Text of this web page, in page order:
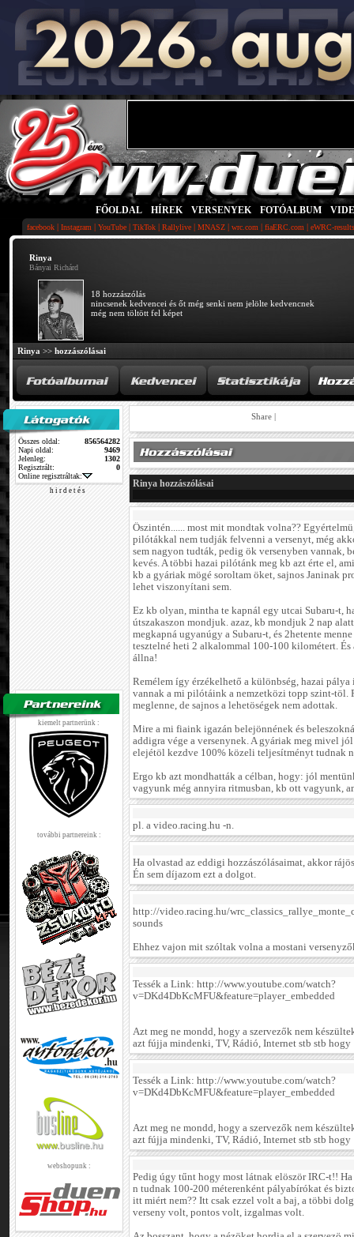
FŐOLDAL HÍREK VERSENYEK FOTÓALBUM
facebook | Instagram | YouTube | TikTok | Rallylive | MNASZ | wrc.com | fiaERC.com | eWRC-
Rinya
Bányai Richárd
18 hozzászólás
nincsenek kedvencei és őt még senki nem jelölte kedvencnek
még nem töltött fel képet
Rinya >> hozzászólásai
Összes oldal:
856564282
Napi oldal:
9469
Jelenleg:
1302
Regisztrált:
0
Online regisztráltak:
h i r d e t é s
kiemelt partnerünk :
további partnereink :
webshopunk :
Share |
Rinya hozzászólásai
Őszintén...... most mit mondtak volna??
pilótákkal nem tudják felvenni a versenyt, még
sem nagyon tudták, pedig ök versenyben vannak,
kevés. A többi hazai pilótánk meg kb azt érte el,
kb a gyáriak mögé soroltam öket, sajnos Janinak
lehet viszonyítani sem.
Ez kb olyan, mintha te kapnál egy utcai Subaru-t,
útszakaszon mondjuk. azaz, kb mondjuk 2 nap
megkapná ugyanúgy a Subaru-t, és 2hetente
tesztelné heti 2 alkalommal 100-100 kilométert. És
állna!
Remélem így érzékelhető a különbség, hazai pálya
vannak a mi pilótáink a nemzetközi topp szint-töl.
meglenne, de sajnos a lehetöségek nem adottak.
Mire a mi fiaink igazán belejönnének és
addigra vége a versenynek. A gyáriak meg mivel
elejétöl kezdve 100% közeli teljesítményt tudnak
Ergo kb azt mondhatták a célban, hogy: jól
vagyunk még annyira ritmusban, kb ott vagyunk,
pl. a video.racing.hu -n.
Ha olvastad az eddigi hozzászólásaimat, akkor
Én sem díjazom ezt a dolgot.
http://video.racing.hu/
sounds
Ehhez vajon mit szóltak volna a mostani
Tessék a Link: http://www.youtube.com/watch?
v=DKd4DbKcMFU&feature=player_embedded
Azt meg ne mondd, hogy a szervezők nem
azt fújja mindenki, TV, Rádió, Internet stb stb hogy
Tessék a Link: http://www.youtube.com/watch?
v=DKd4DbKcMFU&feature=player_embedded
Azt meg ne mondd, hogy a szervezők nem
azt fújja mindenki, TV, Rádió, Internet stb stb hogy
Pedig úgy tűnt hogy most látnak elöször IRC-t!!
n tudnak 100-200 méterenként pályabírókat és
itt miért nem?? Itt csak ezzel volt a baj, a többi
verseny volt, pontos volt, izgalmas volt.